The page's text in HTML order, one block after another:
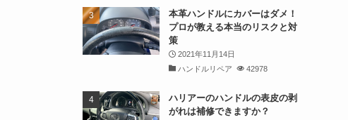
本革ハンドルにカバーはダメ！
プロが教える本当のリスクと対
策
2021年11月14日
ハンドルリペア
42978
ハリアーのハンドルの表皮の剥
がれは補修できますか？